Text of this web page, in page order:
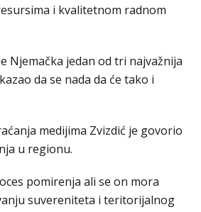
i kvalitetnom radnom
Njemačka jedan od tri najvažnija
da se nada da će tako i
medijima Zvizdić je govorio
u regionu.
pomirenja ali se on mora
suvereniteta i teritorijalnog